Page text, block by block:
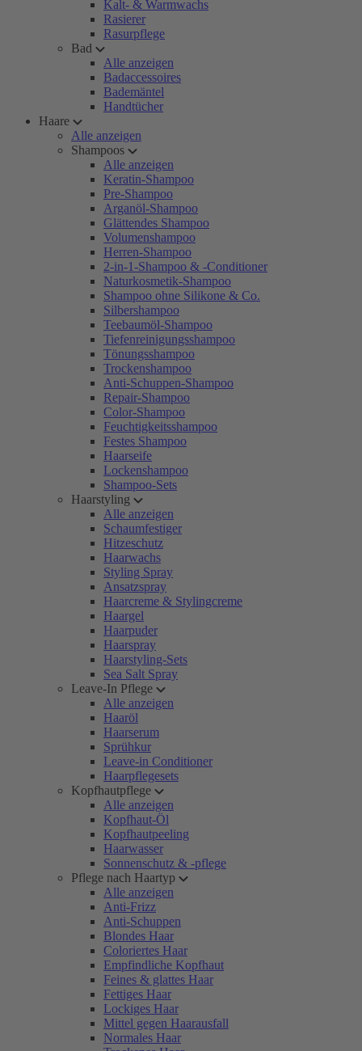
Kalt- & Warmwachs
Rasierer
Rasurpflege
Bad
Alle anzeigen
Badaccessoires
Bademäntel
Handtücher
Haare
Alle anzeigen
Shampoos
Alle anzeigen
Keratin-Shampoo
Pre-Shampoo
Arganöl-Shampoo
Glättendes Shampoo
Volumenshampoo
Herren-Shampoo
2-in-1-Shampoo & -Conditioner
Naturkosmetik-Shampoo
Shampoo ohne Silikone & Co.
Silbershampoo
Teebaumöl-Shampoo
Tiefenreinigungsshampoo
Tönungsshampoo
Trockenshampoo
Anti-Schuppen-Shampoo
Repair-Shampoo
Color-Shampoo
Feuchtigkeitsshampoo
Festes Shampoo
Haarseife
Lockenshampoo
Shampoo-Sets
Haarstyling
Alle anzeigen
Schaumfestiger
Hitzeschutz
Haarwachs
Styling Spray
Ansatzspray
Haarcreme & Stylingcreme
Haargel
Haarpuder
Haarspray
Haarstyling-Sets
Sea Salt Spray
Leave-In Pflege
Alle anzeigen
Haaröl
Haarserum
Sprühkur
Leave-in Conditioner
Haarpflegesets
Kopfhautpflege
Alle anzeigen
Kopfhaut-Öl
Kopfhautpeeling
Haarwasser
Sonnenschutz & -pflege
Pflege nach Haartyp
Alle anzeigen
Anti-Frizz
Anti-Schuppen
Blondes Haar
Coloriertes Haar
Empfindliche Kopfhaut
Feines & glattes Haar
Fettiges Haar
Lockiges Haar
Mittel gegen Haarausfall
Normales Haar